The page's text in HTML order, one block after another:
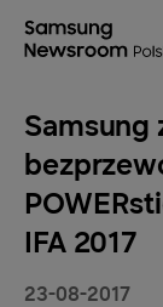
Samsung
IFA 2017
23-08-2017